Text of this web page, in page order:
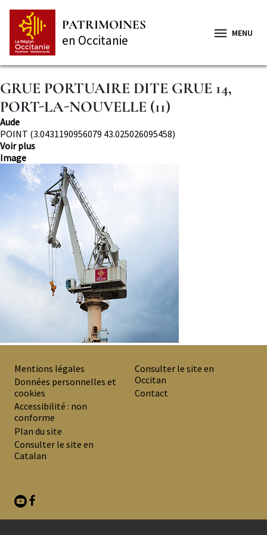
contenu
principal
PATRIMOINES
en Occitanie MENU
GRUE PORTUAIRE DITE GRUE 14,
PORT-LA-NOUVELLE (11)
Département
Aude
Localisation
POINT (3.0431190956079 43.025026095458)
Voir plus
Image
Image
PREMIER
MENU
DE
BAS
DE
Mentions légales
Données personnelles et
cookies
Accessibilité : non
conforme
Plan du site
Consulter le site en
Catalan
Consulter le site en
Occitan
Contact